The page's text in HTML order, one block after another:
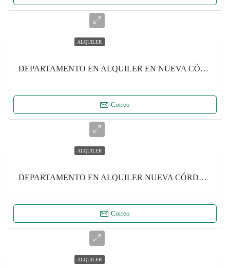
ALQUILER
DEPARTAMENTO EN ALQUILER EN NUEVA CÓRDOBA
Correo
ALQUILER
DEPARTAMENTO EN ALQUILER NUEVA CÓRDOBA
Correo
ALQUILER